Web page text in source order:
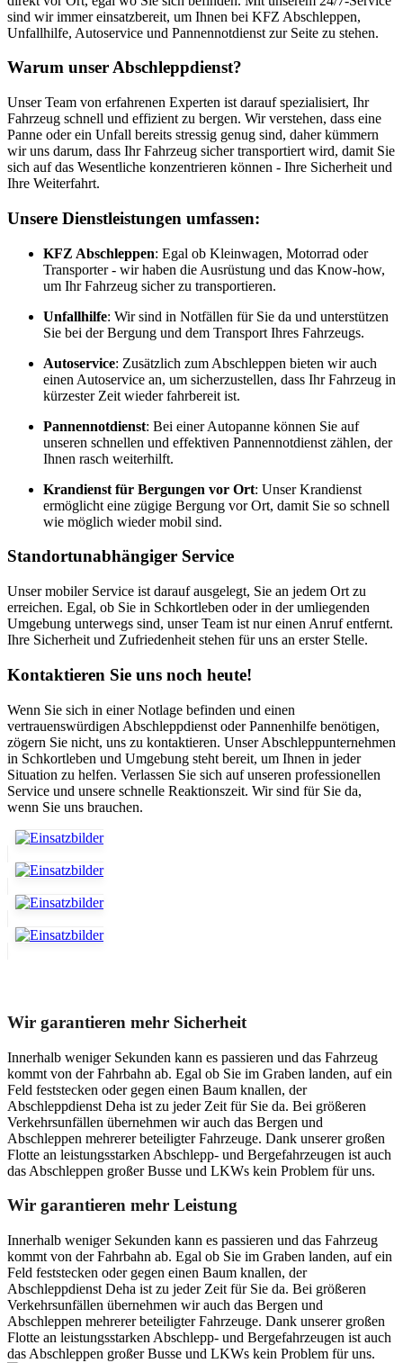
sind wir immer einsatzbereit, um Ihnen bei KFZ Abschleppen,
Unfallhilfe, Autoservice und Pannennotdienst zur Seite zu stehen.
Warum unser Abschleppdienst?
Unser Team von erfahrenen Experten ist darauf spezialisiert, Ihr
Fahrzeug schnell und effizient zu bergen. Wir verstehen, dass eine
Panne oder ein Unfall bereits stressig genug sind, daher kümmern
wir uns darum, dass Ihr Fahrzeug sicher transportiert wird, damit Sie
sich auf das Wesentliche konzentrieren können - Ihre Sicherheit und
Ihre Weiterfahrt.
Unsere Dienstleistungen umfassen:
KFZ Abschleppen: Egal ob Kleinwagen, Motorrad oder
Transporter - wir haben die Ausrüstung und das Know-how,
um Ihr Fahrzeug sicher zu transportieren.
Unfallhilfe: Wir sind in Notfällen für Sie da und unterstützen
Sie bei der Bergung und dem Transport Ihres Fahrzeugs.
Autoservice: Zusätzlich zum Abschleppen bieten wir auch
einen Autoservice an, um sicherzustellen, dass Ihr Fahrzeug in
kürzester Zeit wieder fahrbereit ist.
Pannennotdienst: Bei einer Autopanne können Sie auf
unseren schnellen und effektiven Pannennotdienst zählen, der
Ihnen rasch weiterhilft.
Krandienst für Bergungen vor Ort: Unser Krandienst
ermöglicht eine zügige Bergung vor Ort, damit Sie so schnell
wie möglich wieder mobil sind.
Standortunabhängiger Service
Unser mobiler Service ist darauf ausgelegt, Sie an jedem Ort zu
erreichen. Egal, ob Sie in Schkortleben oder in der umliegenden
Umgebung unterwegs sind, unser Team ist nur einen Anruf entfernt.
Ihre Sicherheit und Zufriedenheit stehen für uns an erster Stelle.
Kontaktieren Sie uns noch heute!
Wenn Sie sich in einer Notlage befinden und einen
vertrauenswürdigen Abschleppdienst oder Pannenhilfe benötigen,
zögern Sie nicht, uns zu kontaktieren. Unser Abschleppunternehmen
in Schkortleben und Umgebung steht bereit, um Ihnen in jeder
Situation zu helfen. Verlassen Sie sich auf unseren professionellen
Service und unsere schnelle Reaktionszeit. Wir sind für Sie da,
wenn Sie uns brauchen.
Wir garantieren mehr Sicherheit
Innerhalb weniger Sekunden kann es passieren und das Fahrzeug
kommt von der Fahrbahn ab. Egal ob Sie im Graben landen, auf ein
Feld feststecken oder gegen einen Baum knallen, der
Abschleppdienst Deha ist zu jeder Zeit für Sie da. Bei größeren
Verkehrsunfällen übernehmen wir auch das Bergen und
Abschleppen mehrerer beteiligter Fahrzeuge. Dank unserer großen
Flotte an leistungsstarken Abschlepp- und Bergefahrzeugen ist auch
das Abschleppen großer Busse und LKWs kein Problem für uns.
Wir garantieren mehr Leistung
Innerhalb weniger Sekunden kann es passieren und das Fahrzeug
kommt von der Fahrbahn ab. Egal ob Sie im Graben landen, auf ein
Feld feststecken oder gegen einen Baum knallen, der
Abschleppdienst Deha ist zu jeder Zeit für Sie da. Bei größeren
Verkehrsunfällen übernehmen wir auch das Bergen und
Abschleppen mehrerer beteiligter Fahrzeuge. Dank unserer großen
Flotte an leistungsstarken Abschlepp- und Bergefahrzeugen ist auch
das Abschleppen großer Busse und LKWs kein Problem für uns.